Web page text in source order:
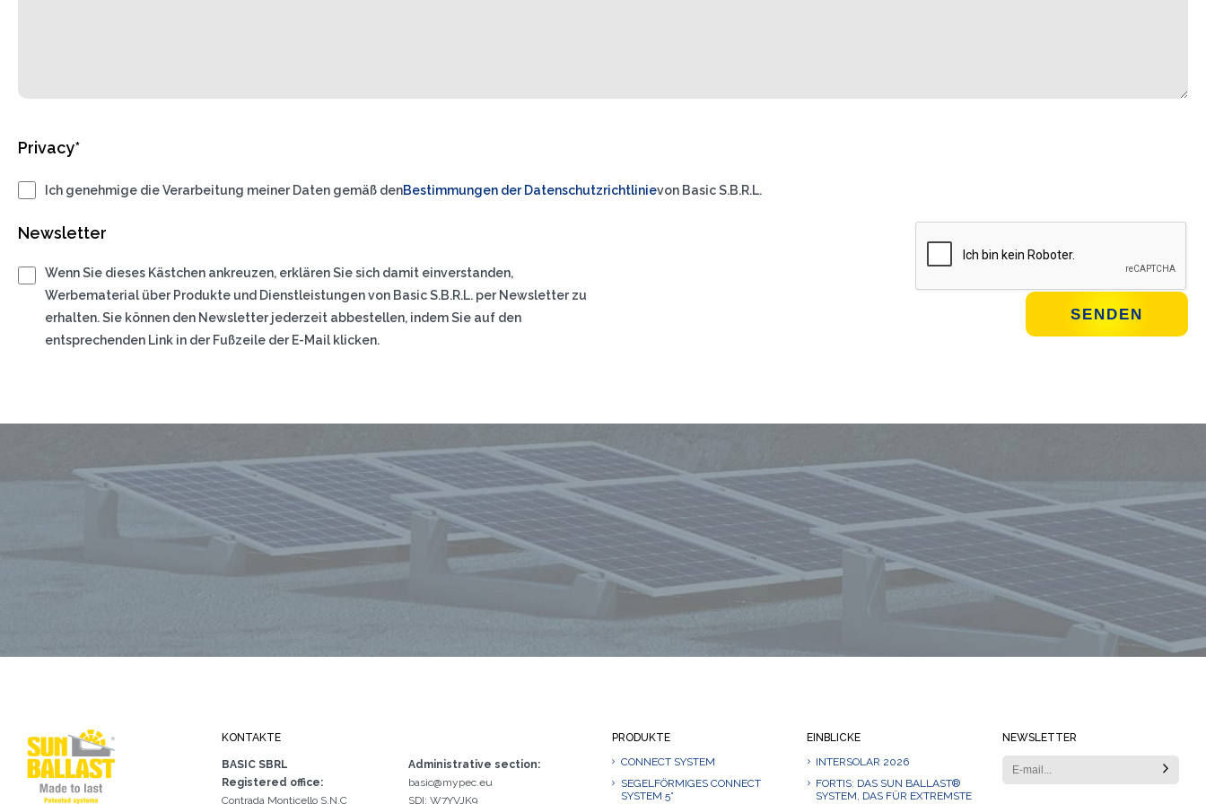
Privacy*
Ich genehmige die Verarbeitung meiner Daten gemäß denBestimmungen der Datenschutzrichtlinievon Basic S.B.R.L.
Newsletter
Wenn Sie dieses Kästchen ankreuzen, erklären Sie sich damit einverstanden,
Werbematerial über Produkte und Dienstleistungen von Basic S.B.R.L. per Newsletter zu
erhalten. Sie können den Newsletter jederzeit abbestellen, indem Sie auf den
entsprechenden Link in der Fußzeile der E-Mail klicken.
Immer auf dem Laufenden bleiben
KONTAKTE
BASIC SBRL
Registered office:
Contrada Monticello S.N.C
Administrative section:
basic@mypec.eu
SDI: W7YVJK9
PRODUKTE
CONNECT SYSTEM
SEGELFÖRMIGES CONNECT
SYSTEM 5°
EINBLICKE
INTERSOLAR 2026
FORTIS: DAS SUN BALLAST®
SYSTEM, DAS FÜR EXTREMSTE
NEWSLETTER